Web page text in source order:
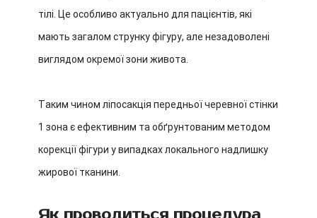
тілі. Це особливо актуально для пацієнтів, які
мають загалом струнку фігуру, але незадоволені
виглядом окремої зони живота.
Таким чином ліпосакція передньої черевної стінки
1 зона є ефективним та обґрунтованим методом
корекції фігури у випадках локального надлишку
жирової тканини.